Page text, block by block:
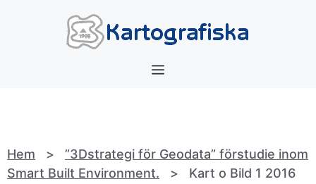
Meny
Hem > ”3Dstrategi för Geodata” förstudie inom
Smart Built Environment. > Kart o Bild 1 2016